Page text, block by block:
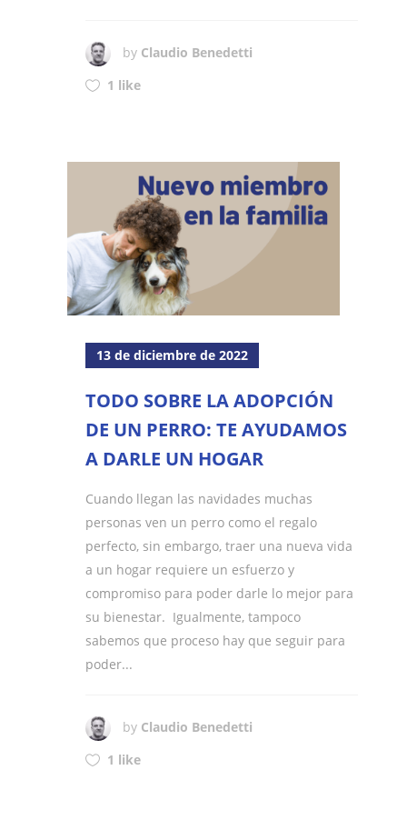
by Claudio Benedetti
1 like
13 de diciembre de 2022
TODO SOBRE LA ADOPCIÓN
DE UN PERRO: TE AYUDAMOS
A DARLE UN HOGAR
Cuando llegan las navidades muchas
personas ven un perro como el regalo
perfecto, sin embargo, traer una nueva vida
a un hogar requiere un esfuerzo y
compromiso para poder darle lo mejor para
su bienestar. Igualmente, tampoco
sabemos que proceso hay que seguir para
poder...
by Claudio Benedetti
1 like